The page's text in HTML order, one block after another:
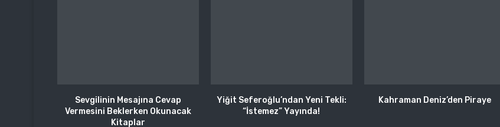
Sevgilinin Mesajına Cevap
Vermesini Beklerken Okunacak
Kitaplar
Yiğit Seferoğlu’ndan Yeni Tekli:
“İstemez” Yayında!
Kahraman Deniz’den Piraye